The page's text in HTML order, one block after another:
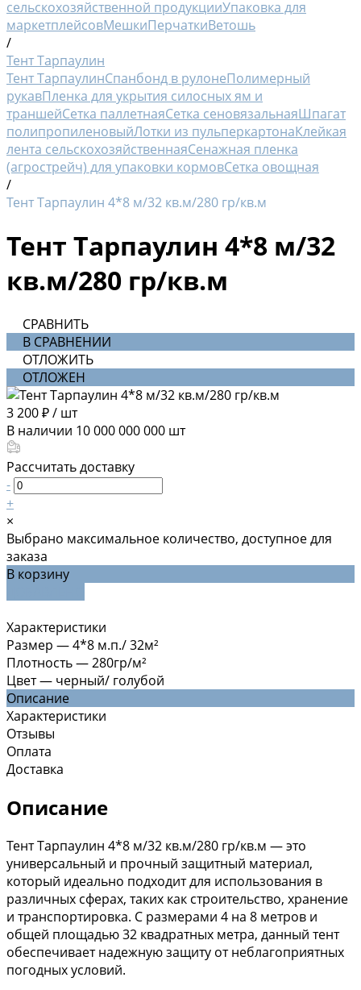
сельскохозяйственной продукцииУпаковка для
маркетплейсовМешкиПерчаткиВетошь
/
Тент Тарпаулин
Тент ТарпаулинСпанбонд в рулонеПолимерный
рукавПленка для укрытия силосных ям и
траншейСетка паллетнаяСетка сеновязальнаяШпагат
полипропиленовыйЛотки из пульперкартонаКлейкая
лента сельскохозяйственнаяСенажная пленка
(агрострейч) для упаковки кормовСетка овощная
/
Тент Тарпаулин 4*8 м/32 кв.м/280 гр/кв.м
Тент Тарпаулин 4*8 м/32
кв.м/280 гр/кв.м
СРАВНИТЬ
В СРАВНЕНИИ
ОТЛОЖИТЬ
ОТЛОЖЕН
3 200 ₽/ шт
В наличии 10 000 000 000 шт
Рассчитать доставку
-
+
×
Выбрано максимальное количество, доступное для
заказа
В корзину
Характеристики
Размер —4*8 м.п./ 32м²
Плотность—280гр/м²
Цвет— черный/ голубой
Описание
Характеристики
Отзывы
Оплата
Доставка
Описание
Тент Тарпаулин 4*8 м/32 кв.м/280 гр/кв.м — это
универсальный и прочный защитный материал,
который идеально подходит для использования в
различных сферах, таких как строительство, хранение
и транспортировка. С размерами 4 на 8 метров и
общей площадью 32 квадратных метра, данный тент
обеспечивает надежную защиту от неблагоприятных
погодных условий.